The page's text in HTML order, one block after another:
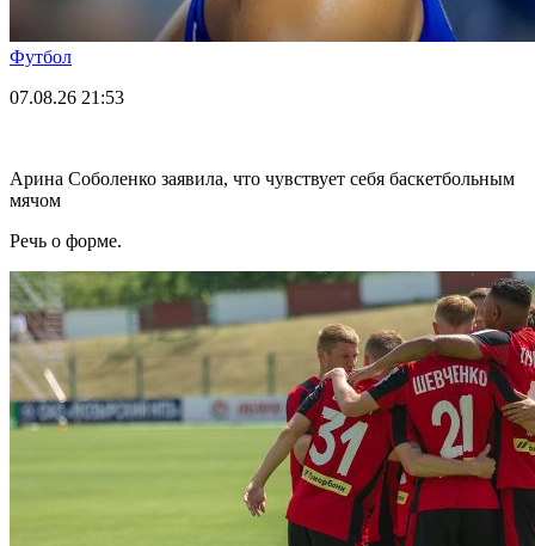
Футбол
07.08.26 21:53
Арина Соболенко заявила, что чувствует себя баскетбольным
мячом
Речь о форме.